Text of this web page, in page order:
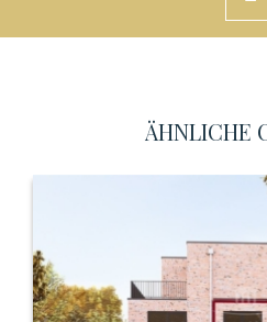
ÄHNLICHE